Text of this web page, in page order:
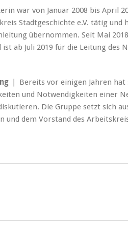
war von Januar 2008 bis April
Stadtgeschichte e.V. tätig und
übernommen. Seit Mai
ab Juli 2019 für die Leitung des
❘ Bereits vor einigen Jahren
und Notwendigkeiten einer
Die Gruppe setzt sich
dem Vorstand des